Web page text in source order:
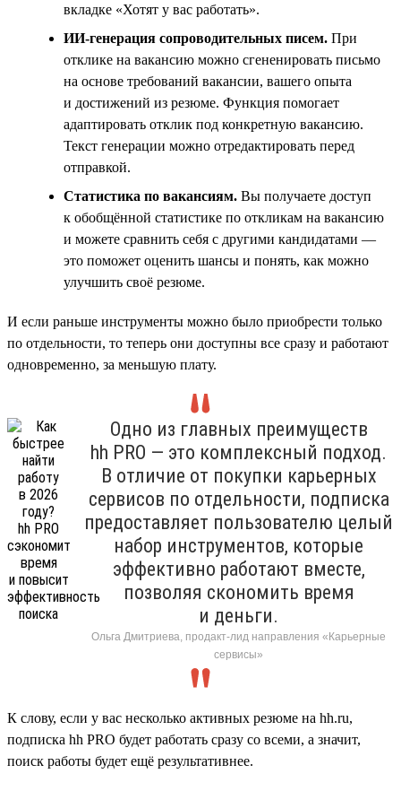
вкладке «Хотят у вас работать».
ИИ-генерация сопроводительных писем. При
отклике на вакансию можно сгененировать письмо
на основе требований вакансии, вашего опыта
и достижений из резюме. Функция помогает
адаптировать отклик под конкретную вакансию.
Текст генерации можно отредактировать перед
отправкой.
Статистика по вакансиям. Вы получаете доступ
к обобщённой статистике по откликам на вакансию
и можете сравнить себя с другими кандидатами —
это поможет оценить шансы и понять, как можно
улучшить своё резюме.
И если раньше инструменты можно было приобрести только
по отдельности, то теперь они доступны все сразу и работают
одновременно, за меньшую плату.
Одно из главных преимуществ
hh PRO — это комплексный подход.
В отличие от покупки карьерных
сервисов по отдельности, подписка
предоставляет пользователю целый
набор инструментов, которые
эффективно работают вместе,
позволяя скономить время
и деньги.
Ольга Дмитриева, продакт-лид направления «Карьерные
сервисы»
К слову, если у вас несколько активных резюме на hh.ru,
подписка hh PRO будет работать сразу со всеми, а значит,
поиск работы будет ещё результативнее.